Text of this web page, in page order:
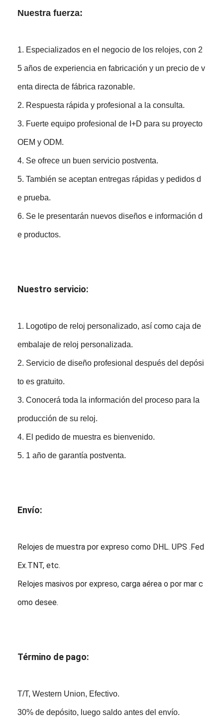
Nuestra fuerza:
1. Especializados en el negocio de los relojes, con 2
5 años de experiencia en fabricación y un precio de v
enta directa de fábrica razonable.
2. Respuesta rápida y profesional a la consulta.
3. Fuerte equipo profesional de I+D para su proyecto
OEM y ODM.
4. Se ofrece un buen servicio postventa.
5. También se aceptan entregas rápidas y pedidos d
e prueba.
6. Se le presentarán nuevos diseños e información d
e productos.
Nuestro servicio:
1. Logotipo de reloj personalizado, así como caja de
embalaje de reloj personalizada.
2. Servicio de diseño profesional después del depósi
to es gratuito.
3. Conocerá toda la información del proceso para la
producción de su reloj.
4. El pedido de muestra es bienvenido.
5. 1 año de garantía postventa.
Envío:
Relojes de muestra por expreso como DHL. UPS .Fed
Ex.TNT, etc.
Relojes masivos por expreso, carga aérea o por mar c
omo desee.
Término de pago:
T/T, Western Union, Efectivo.
30% de depósito, luego saldo antes del envío.